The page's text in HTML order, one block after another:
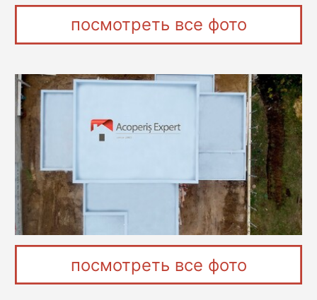
посмотреть все фото
посмотреть все фото